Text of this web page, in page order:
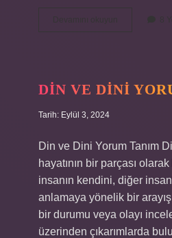
DIN VE DINI
Tarih: Eylül 3, 2024
Din ve Dini Yorum Tanım
hayatının bir parçası
insanın kendini, diğer
anlamaya yönelik bir
bir durumu veya olayı
üzerinden çıkarımlarda